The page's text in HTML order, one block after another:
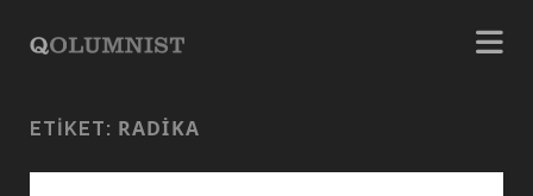
ETIKET: RADIKA